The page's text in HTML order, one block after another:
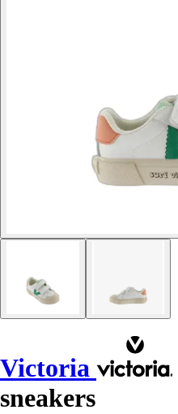
Victoria
sneakers